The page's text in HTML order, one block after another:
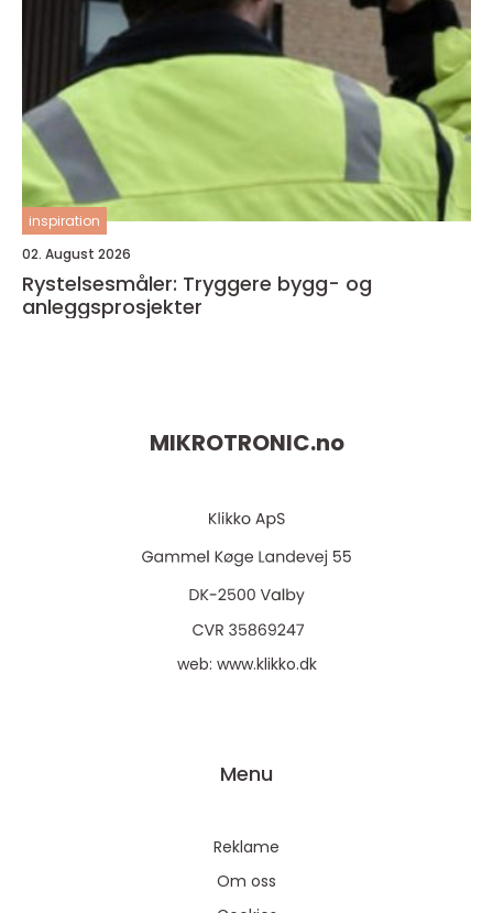
inspiration
02. August 2026
Rystelsesmåler: Tryggere bygg- og
anleggsprosjekter
MIKROTRONIC.no
web: www.klikko.dk
Menu
Reklame
Om oss